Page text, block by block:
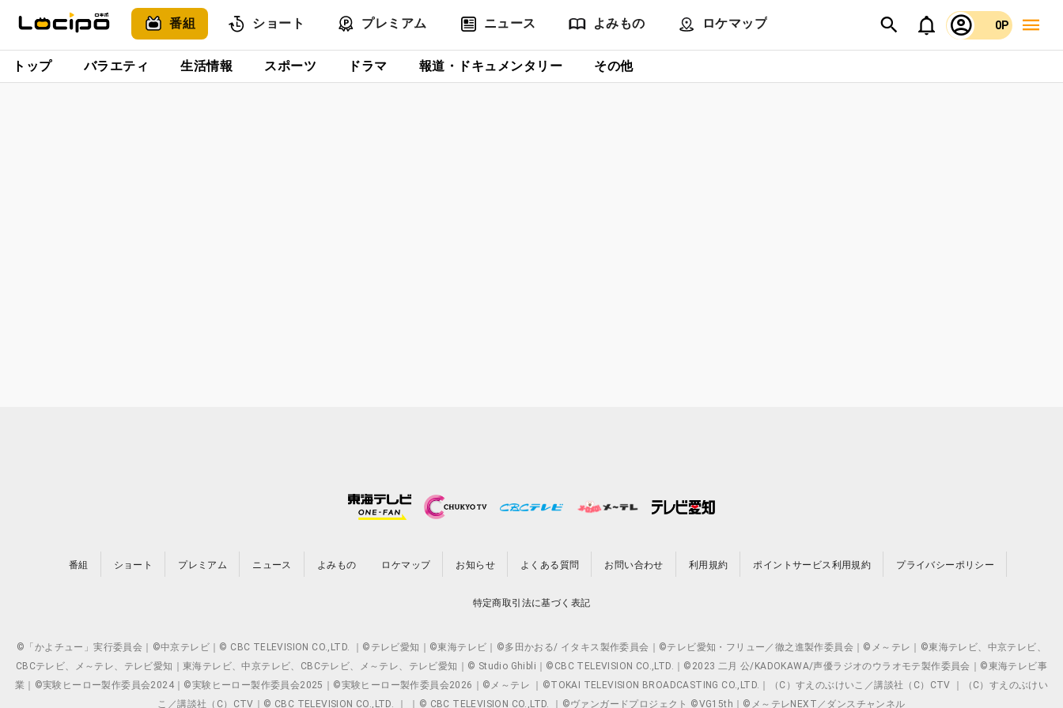
番組 ショート プレミアム ニュース よみもの ロケマップ 0P
トップ バラエティ 生活情報 スポーツ ドラマ 報道・ドキュメンタリー その他
番組 ショート プレミアム ニュース よみもの ロケマップ お知らせ よくある質問 お問い合わせ 利用規約 ポイントサービス利用規約 プライバシーポリシー
特定商取引法に基づく表記
©「かよチュー」実行委員会｜©中京テレビ｜© CBC TELEVISION CO.,LTD. ｜©テレビ愛知｜©東海テレビ｜©多田かおる/ イタキス製作委員会｜©テレビ愛知・フリュー／徹之進製作委員会｜©メ～テレ｜©東海テレビ、中京テレビ、
CBCテレビ、メ～テレ、テレビ愛知｜東海テレビ、中京テレビ、CBCテレビ、メ～テレ、テレビ愛知｜© Studio Ghibli｜©CBC TELEVISION CO.,LTD.｜©2023 二月 公/KADOKAWA/声優ラジオのウラオモテ製作委員会｜©東海テレビ事
業｜©実験ヒーロー製作委員会2024｜©実験ヒーロー製作委員会2025｜©実験ヒーロー製作委員会2026｜©メ～テレ ｜©TOKAI TELEVISION BROADCASTING CO.,LTD.｜（C）すえのぶけいこ／講談社（C）CTV ｜（C）すえのぶけい
こ／講談社（C）CTV｜© CBC TELEVISION CO.,LTD. ｜ ｜© CBC TELEVISION CO.,LTD. ｜©ヴァンガードプロジェクト ©VG15th｜©メ～テレNEXT／ダンスチャンネル